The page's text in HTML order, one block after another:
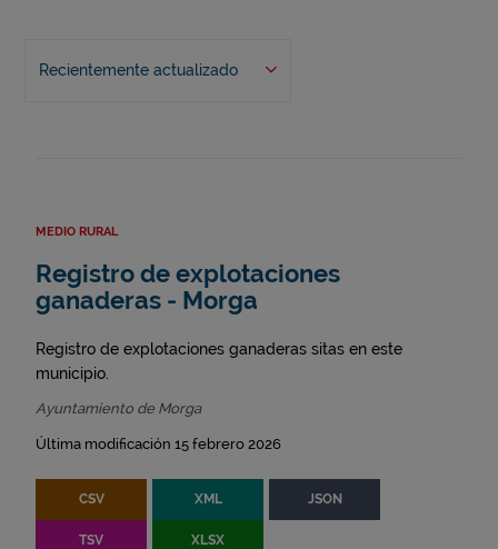
Recientemente actualizado
MEDIO RURAL
Registro de explotaciones
ganaderas - Morga
Registro de explotaciones ganaderas sitas en este
municipio.
Ayuntamiento de Morga
Última modificación 15 febrero 2026
CSV XML JSON
TSV XLSX